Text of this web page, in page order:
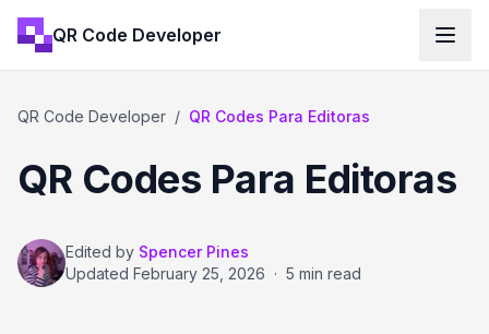
QR Code Developer
QR Code Developer / QR Codes Para Editoras
QR Codes Para Editoras
Edited by Spencer Pines
Updated February 25, 2026 · 5 min read